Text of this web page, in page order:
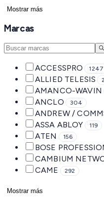
Mostrar más
Marcas
ACCESSPRO 1247
ALLIED TELESIS
AMANCO-WAVIN
ANCLO 304
ANDREW /
ASSA ABLOY 119
ATEN 156
BOSE
CAMBIUM
CAME 292
Mostrar más